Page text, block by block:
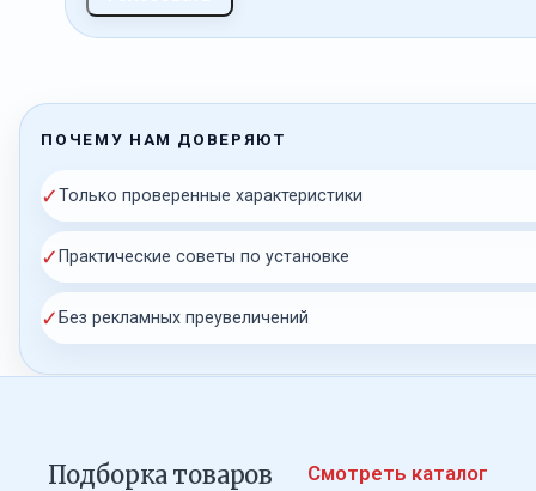
ПОЧЕМУ НАМ ДОВЕРЯЮТ
✓Только проверенные характеристики
✓Практические советы по установке
✓Без рекламных преувеличений
Подборка товаров Смотреть каталог